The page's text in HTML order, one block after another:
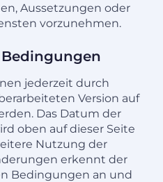
Aussetzungen oder
vorzunehmen.
jederzeit durch
Version auf
Das Datum der
oben auf dieser Seite
Nutzung der
erkennt der
Bedingungen an und